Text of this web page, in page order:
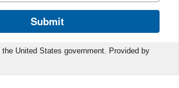
Submit
United States government. Provided by